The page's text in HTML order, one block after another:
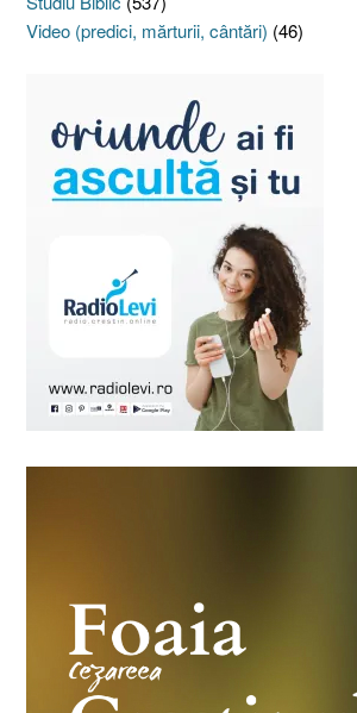
Video (predici, mărturii, cântări) (46)